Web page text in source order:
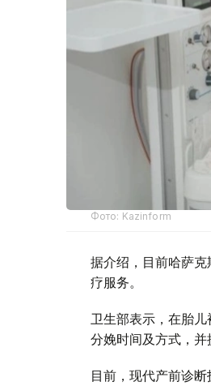
Фото: Kazinform
据介绍，目前哈萨
疗服务。
卫生部表示，在胎
分娩时间及方式，并
目前，现代产前诊